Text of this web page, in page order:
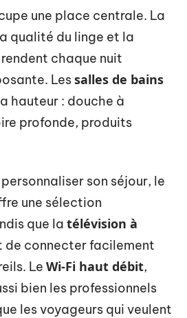
une place centrale. La
qualité du linge et la
chaque nuit
Lessalles de bains
hauteur : douche à
profonde, produits
son séjour, le
une sélection
que la télévision à
de connecter facilement
Le Wi-Fi haut débit,
bien les professionnels
les voyageurs qui veulent